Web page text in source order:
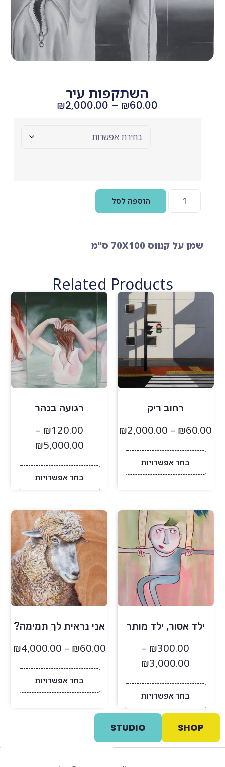
השתקפות עיר
₪60.00
–
₪2,000.00
הוספה לסל
שמן על קנווס 70X100 ס"מ
Related Products
רחוב ריק
₪60.00
–
₪2,000.00
בחר אפשרויות
רגועה בנהר
₪120.00
–
₪5,000.00
בחר אפשרויות
ילד אסור, ילד מותר
₪300.00
–
₪3,000.00
בחר אפשרויות
אני נראית לך תמימה?
₪60.00
–
₪4,000.00
בחר אפשרויות
SHOP
STUDIO